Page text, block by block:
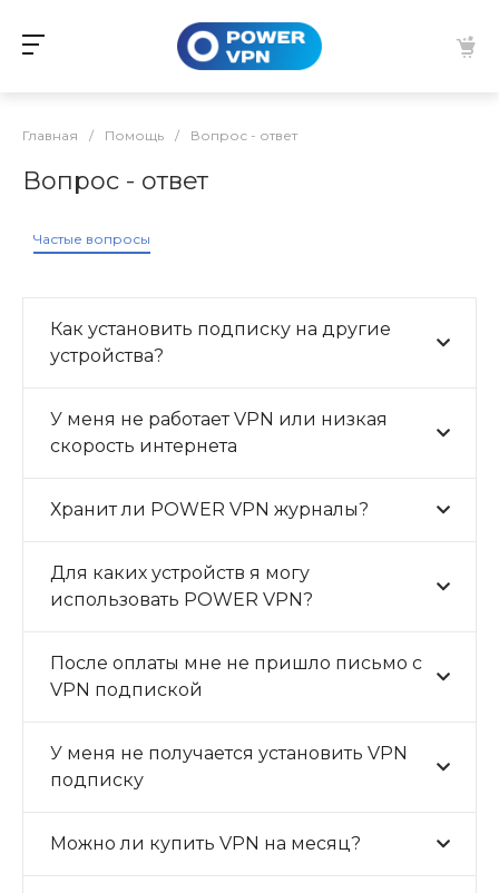
Главная / Помощь / Вопрос - ответ
Вопрос - ответ
Частые вопросы
Как установить подписку на другие
устройства?
У меня не работает VPN или низкая
скорость интернета
Хранит ли POWER VPN журналы?
Для каких устройств я могу
использовать POWER VPN?
После оплаты мне не пришло письмо с
VPN подпиской
У меня не получается установить VPN
подписку
Можно ли купить VPN на месяц?